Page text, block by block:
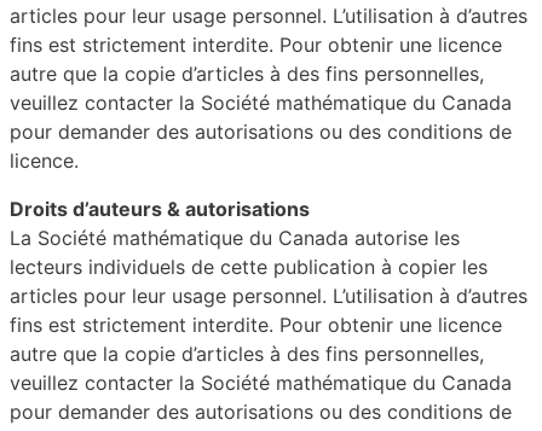
articles pour leur usage personnel. L’utilisation à d’autres
fins est strictement interdite. Pour obtenir une licence
autre que la copie d’articles à des fins personnelles,
veuillez contacter la Société mathématique du Canada
pour demander des autorisations ou des conditions de
licence.
Droits d’auteurs & autorisations
La Société mathématique du Canada autorise les
lecteurs individuels de cette publication à copier les
articles pour leur usage personnel. L’utilisation à d’autres
fins est strictement interdite. Pour obtenir une licence
autre que la copie d’articles à des fins personnelles,
veuillez contacter la Société mathématique du Canada
pour demander des autorisations ou des conditions de